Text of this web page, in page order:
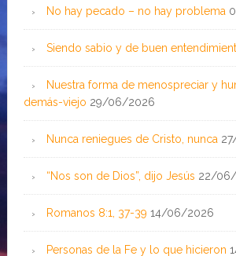
No hay pecado – no hay problema
Siendo sabio y de buen
Nuestra forma de menospreciar y
demás-viejo 29/06/2026
Nunca reniegues de Cristo, nunca
“Nos son de Dios”, dijo Jesús 22/
Romanos 8:1, 37-39 14/06/2026
Personas de la Fe y lo que hicieron